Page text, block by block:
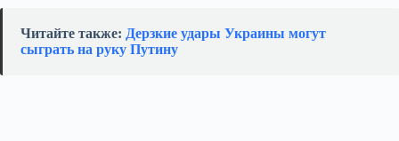
Читайте также: Дерзкие удары Украины могут
сыграть на руку Путину